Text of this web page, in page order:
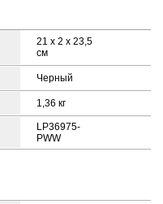
21 x 2 x 23,5
см
Черный
1,36 кг
LP36975-
PWW